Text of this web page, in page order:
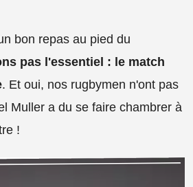
bon repas au pied du
pas l'essentiel : le match
. Et oui, nos rugbymen n'ont pas
Muller a du se faire chambrer à
!